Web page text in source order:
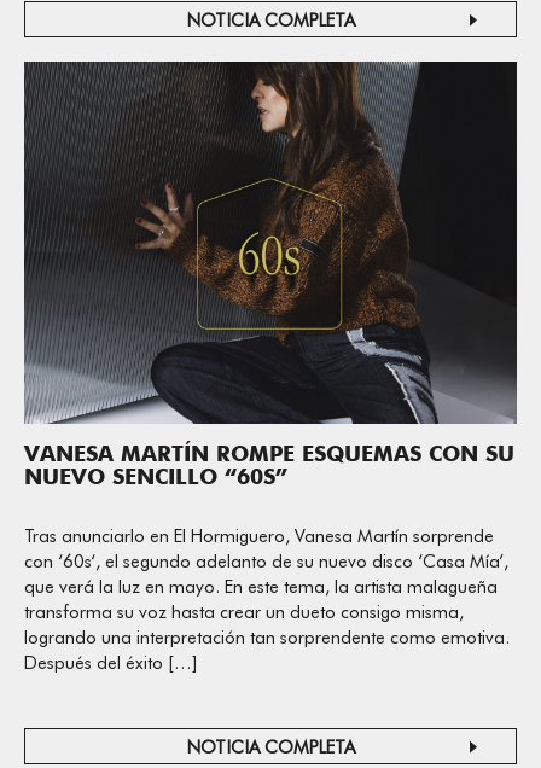
NOTICIA COMPLETA
VANESA MARTÍN ROMPE ESQUEMAS CON SU
NUEVO SENCILLO “60S”
Tras anunciarlo en El Hormiguero, Vanesa Martín sorprende
con ‘60s‘, el segundo adelanto de su nuevo disco ‘Casa Mía’,
que verá la luz en mayo. En este tema, la artista malagueña
transforma su voz hasta crear un dueto consigo misma,
logrando una interpretación tan sorprendente como emotiva.
Después del éxito […]
NOTICIA COMPLETA